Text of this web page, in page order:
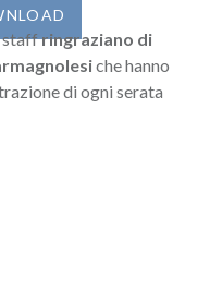
staffringraziano di
che hanno
di ogni serata